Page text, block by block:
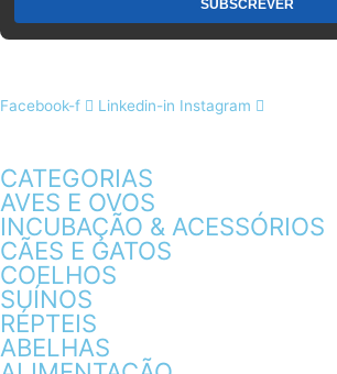
Facebook-f Linkedin-in Instagram
CATEGORIAS
AVES E OVOS
INCUBAÇÃO & ACESSÓRIOS
CÃES E GATOS
COELHOS
SUÍNOS
RÉPTEIS
ABELHAS